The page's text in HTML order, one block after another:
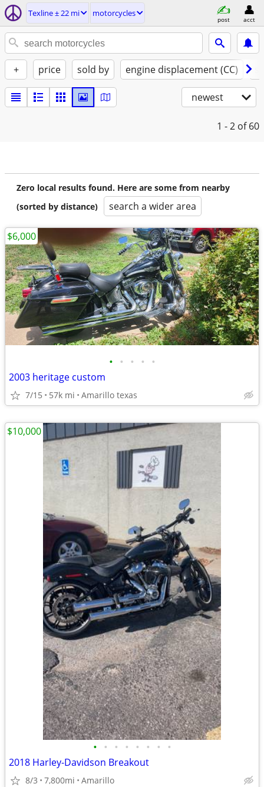
Texline ± 22 mi motorcycles
post acct
+ price sold by engine displacement (CC)
newest
1 - 2 of 60
Zero local results found. Here are some from nearby
(sorted by distance)
search a wider area
• • • • •
2003 heritage custom
7/15 57k mi Amarillo texas
$6,000
• • • • • • • •
2018 Harley-Davidson Breakout
8/3 7,800mi Amarillo
$10,000